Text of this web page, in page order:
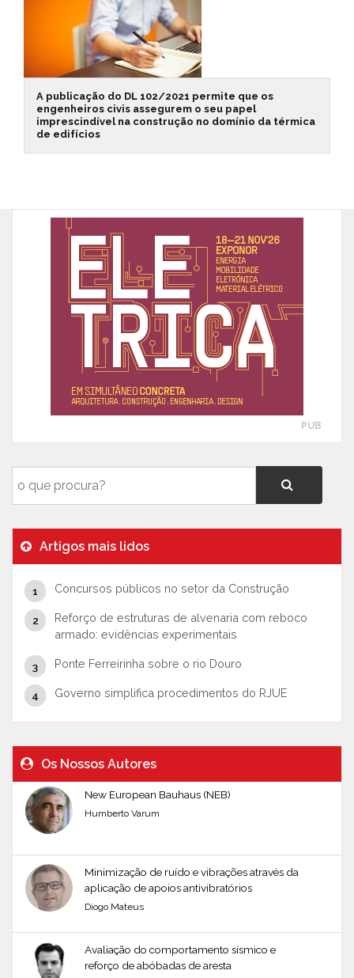
A publicação do DL 102/2021 permite que os
engenheiros civis assegurem o seu papel
imprescindível na construção no domínio da térmica
de edifícios
PUB
Artigos mais lidos
Concursos públicos no setor da Construção
Reforço de estruturas de alvenaria com reboco
armado: evidências experimentais
Ponte Ferreirinha sobre o rio Douro
Governo simplifica procedimentos do RJUE
Os Nossos Autores
New European Bauhaus (NEB)
Humberto Varum
Minimização de ruído e vibrações através da
aplicação de apoios antivibratórios
Diogo Mateus
Avaliação do comportamento sísmico e
reforço de abóbadas de aresta